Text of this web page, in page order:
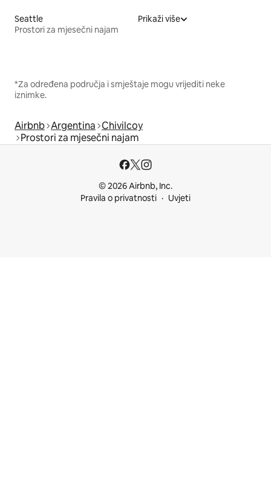
Seattle
Prostori za mjesečni najam
Prikaži više
*Za određena područja i smještaje mogu vrijediti neke
iznimke.
Airbnb Argentina Chivilcoy
Prostori za mjesečni najam
© 2026 Airbnb, Inc.
Pravila o privatnosti
Uvjeti